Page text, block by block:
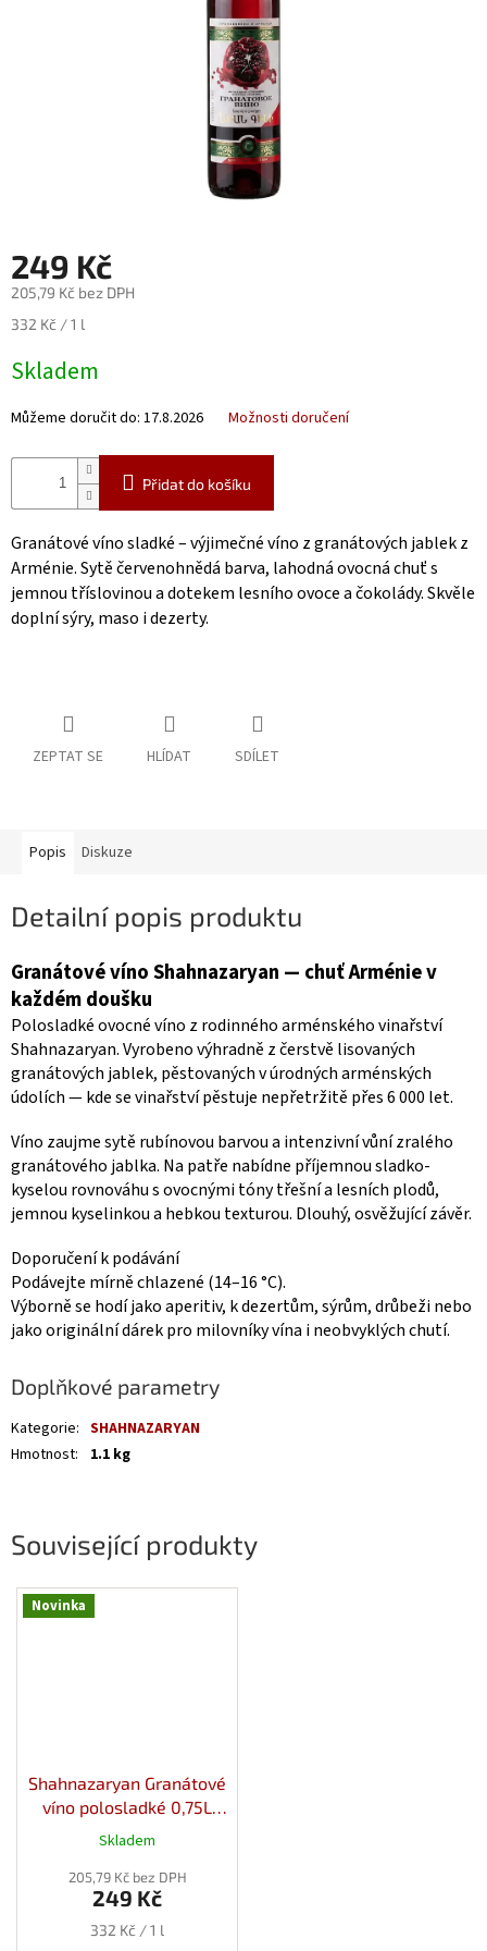
Měna
(CZK)
249 Kč
205,79 Kč bez DPH
Měrná
332 Kč / 1 l
Skladem
Můžeme doručit do: 17.8.2026 Možnosti doručení
Přidat do košíku
Granátové víno sladké – výjimečné víno z granátových jablek z
Arménie. Sytě červenohnědá barva, lahodná ovocná chuť s
jemnou tříslovinou a dotekem lesního ovoce a čokolády. Skvěle
doplní sýry, maso i dezerty.
ZEPTAT SE HLÍDAT SDÍLET
Související produkty
Novinka
Shahnazaryan Granátové
víno polosladké 0,75L
12,5%
Skladem
205,79 Kč bez DPH
249 Kč
Měrná
332 Kč / 1 l
Popis Diskuze
Detailní popis produktu
Granátové víno Shahnazaryan — chuť Arménie v
každém doušku
Polosladké ovocné víno z rodinného arménského vinařství
Shahnazaryan. Vyrobeno výhradně z čerstvě lisovaných
granátových jablek, pěstovaných v úrodných arménských
údolích — kde se vinařství pěstuje nepřetržitě přes 6 000 let.
Víno zaujme sytě rubínovou barvou a intenzivní vůní zralého
granátového jablka. Na patře nabídne příjemnou sladko-
kyselou rovnováhu s ovocnými tóny třešní a lesních plodů,
jemnou kyselinkou a hebkou texturou. Dlouhý, osvěžující závěr.
Doporučení k podávání
Podávejte mírně chlazené (14–16 °C).
Výborně se hodí jako aperitiv, k dezertům, sýrům, drůbeži nebo
jako originální dárek pro milovníky vína i neobvyklých chutí.
Doplňkové parametry
Kategorie: SHAHNAZARYAN
Hmotnost: 1.1 kg